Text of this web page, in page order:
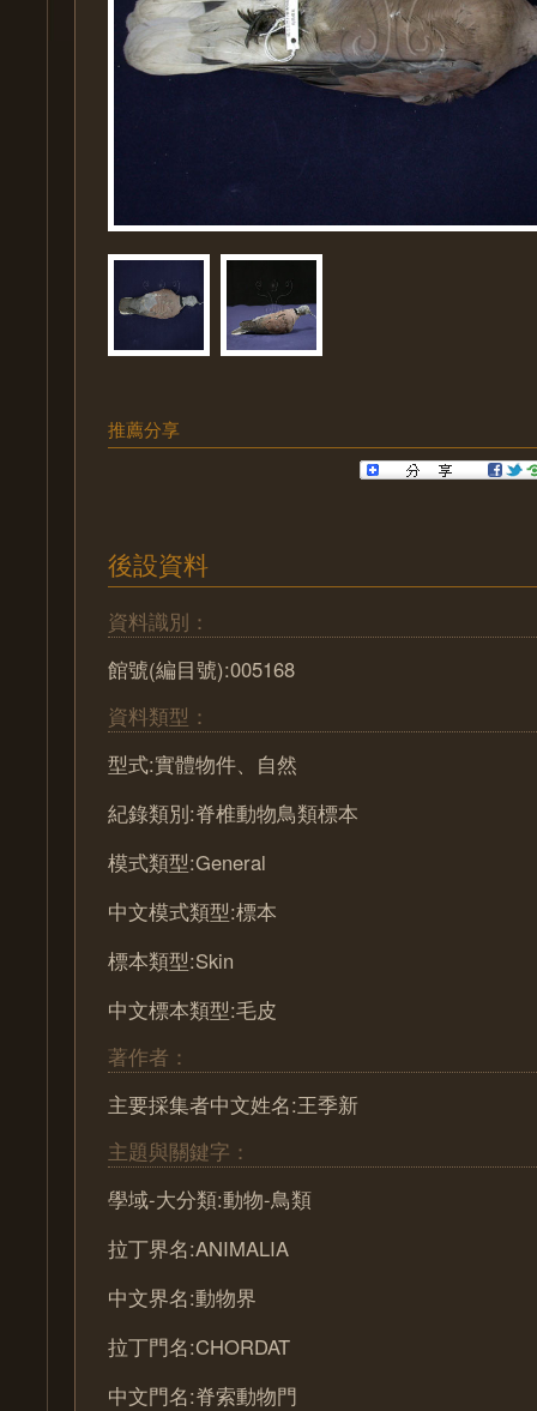
推薦分享
後設資料
資料識別：
館號(編目號):005168
資料類型：
型式:實體物件、自然
紀錄類別:脊椎動物鳥類標本
模式類型:General
中文模式類型:標本
標本類型:Skin
中文標本類型:毛皮
著作者：
主要採集者中文姓名:王季新
主題與關鍵字：
學域-大分類:動物-鳥類
拉丁界名:ANIMALIA
中文界名:動物界
拉丁門名:CHORDAT
中文門名:脊索動物門